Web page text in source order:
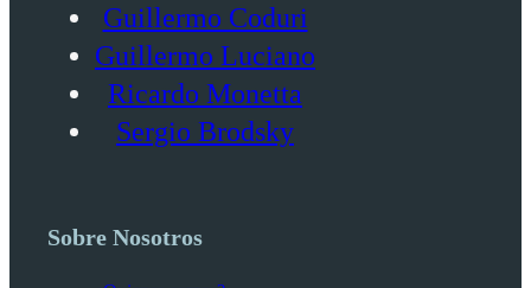
Guillermo Coduri
Guillermo Luciano
Ricardo Monetta
Sergio Brodsky
Sobre Nosotros